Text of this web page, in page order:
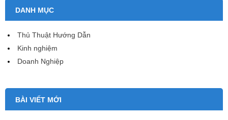
DANH MỤC
Thủ Thuật Hướng Dẫn
Kinh nghiệm
Doanh Nghiệp
BÀI VIẾT MỚI